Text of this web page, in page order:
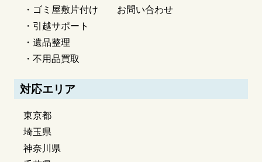
・ゴミ屋敷片付け
・引越サポート
・遺品整理
・不用品買取
お問い合わせ
対応エリア
東京都
埼玉県
神奈川県